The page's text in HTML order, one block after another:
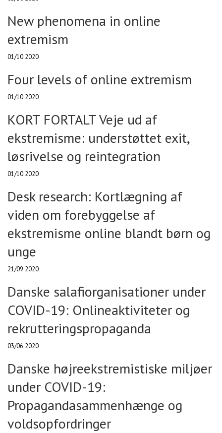
New phenomena in online
extremism
01/10 2020
Four levels of online extremism
01/10 2020
KORT FORTALT Veje ud af
ekstremisme: understøttet exit,
løsrivelse og reintegration
01/10 2020
Desk research: Kortlægning af
viden om forebyggelse af
ekstremisme online blandt børn og
unge
21/09 2020
Danske salafiorganisationer under
COVID-19: Onlineaktiviteter og
rekrutteringspropaganda
03/06 2020
Danske højreekstremistiske miljøer
under COVID-19:
Propagandasammenhænge og
voldsopfordringer